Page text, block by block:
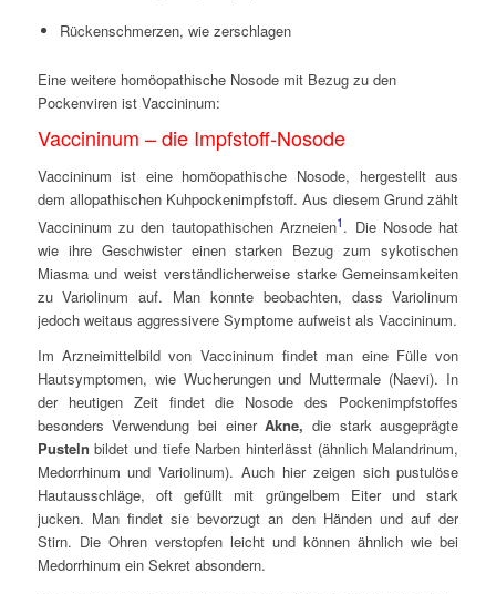
Rückenschmerzen, wie zerschlagen
Eine weitere homöopathische Nosode mit Bezug zu den
Pockenviren ist Vaccininum:
Vaccininum – die Impfstoff-Nosode
Vaccininum ist eine homöopathische Nosode, hergestellt aus
dem allopathischen Kuhpockenimpfstoff. Aus diesem Grund zählt
Vaccininum zu den tautopathischen Arzneien1 . Die Nosode hat
wie ihre Geschwister einen starken Bezug zum sykotischen
Miasma und weist verständlicherweise starke Gemeinsamkeiten
zu Variolinum auf. Man konnte beobachten, dass Variolinum
jedoch weitaus aggressivere Symptome aufweist als Vaccininum.
Im Arzneimittelbild von Vaccininum findet man eine Fülle von
Hautsymptomen, wie Wucherungen und Muttermale (Naevi). In
der heutigen Zeit findet die Nosode des Pockenimpfstoffes
besonders Verwendung bei einerAkne, die stark ausgeprägte
Pusteln bildet und tiefe Narben hinterlässt (ähnlich Malandrinum,
Medorrhinum und Variolinum). Auch hier zeigen sich pustulöse
Hautausschläge, oft gefüllt mit grüngelbem Eiter und stark
jucken. Man findet sie bevorzugt an den Händen und auf der
Stirn. Die Ohren verstopfen leicht und können ähnlich wie bei
Medorrhinum ein Sekret absondern.